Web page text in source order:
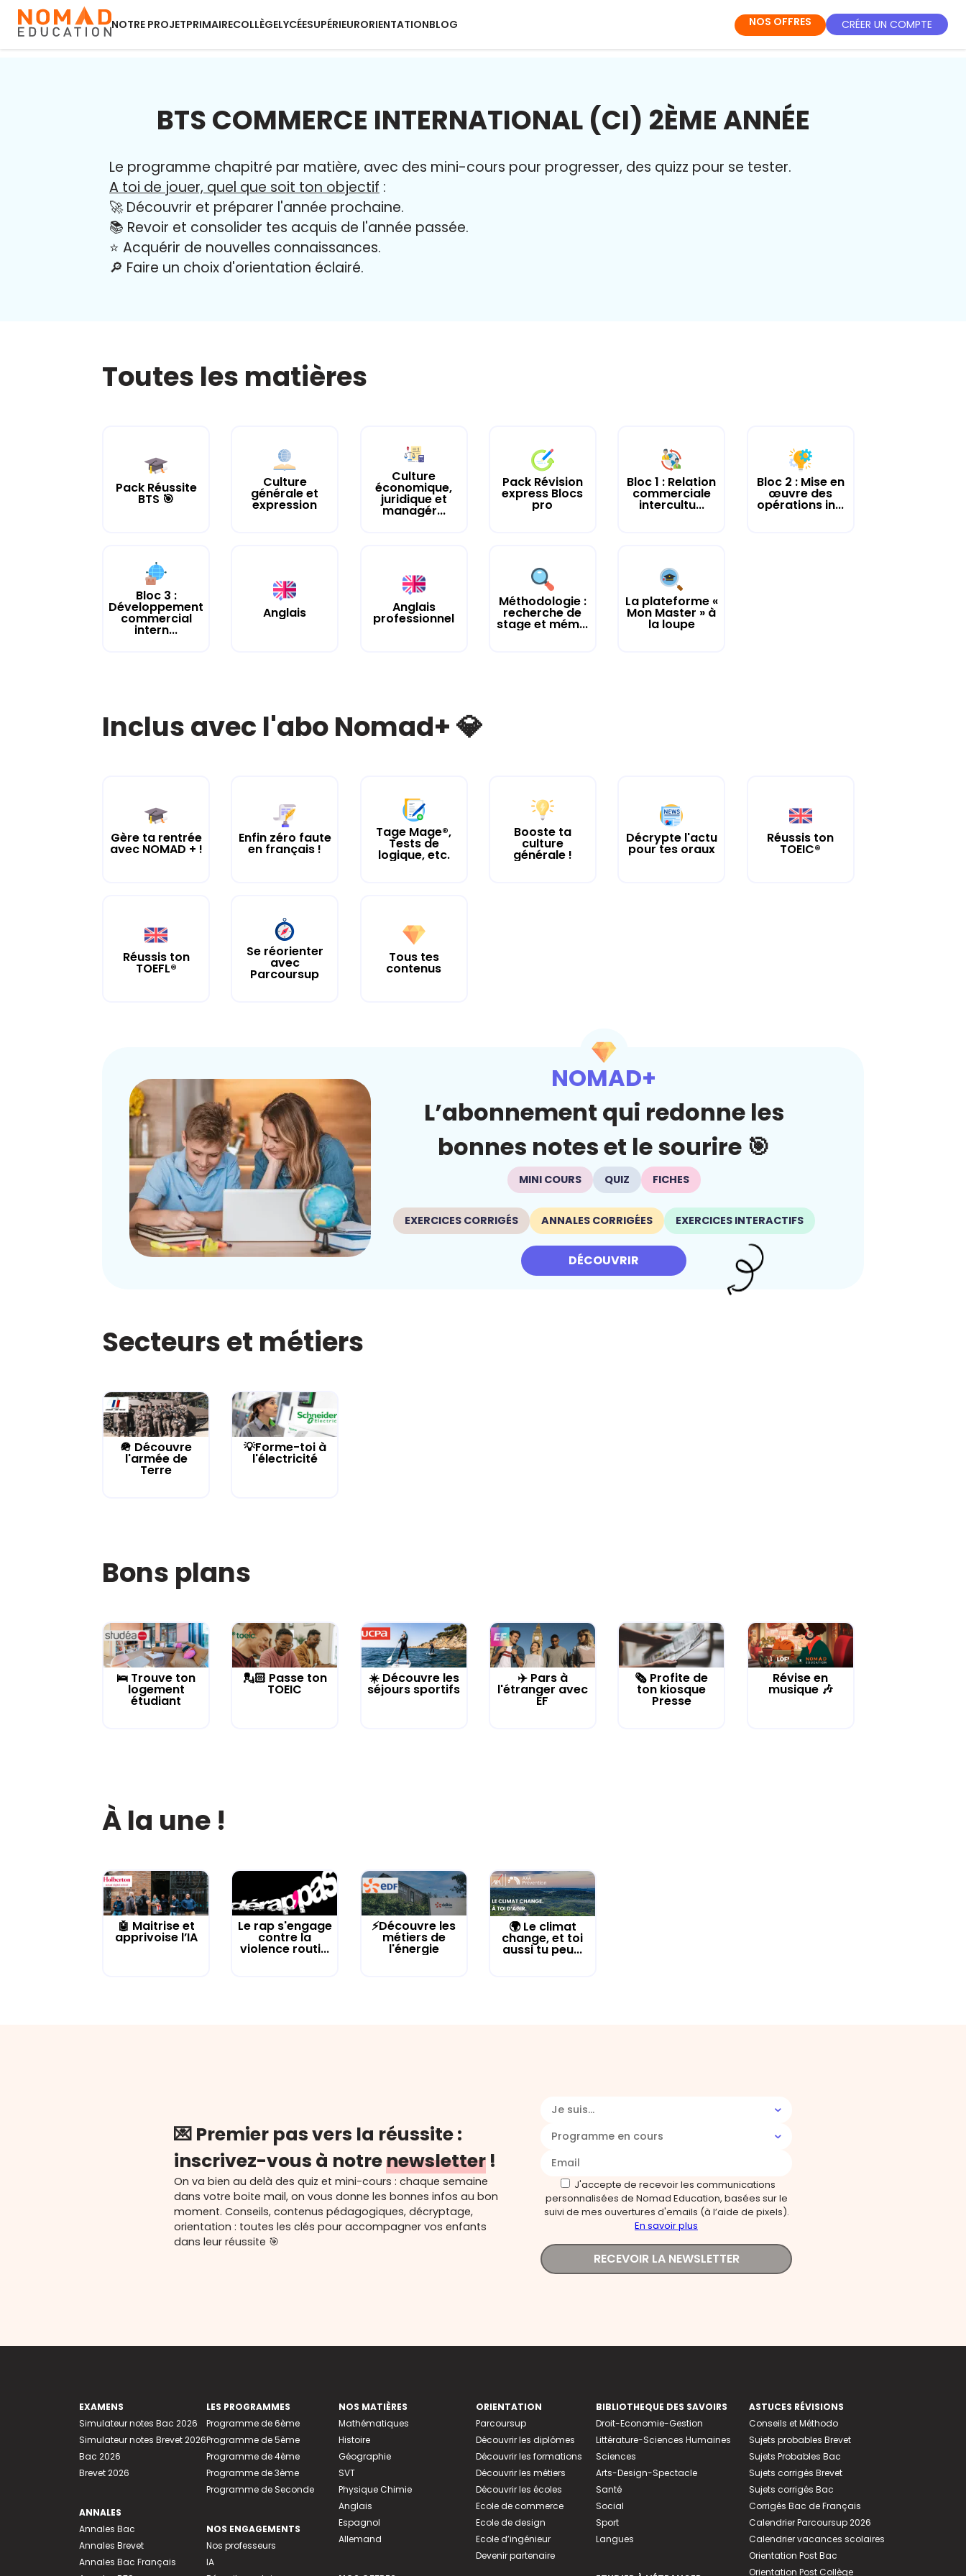
NOTRE PROJETPRIMAIRECOLLÈGELYCÉESUPÉRIEURORIENTATIONBLOG NOS OFFRES CRÉER UN COMPTE
BTS COMMERCE INTERNATIONAL (CI) 2ÈME ANNÉE
Le programme chapitré par matière, avec des mini-cours pour progresser, des quizz pour se tester.
A toi de jouer, quel que soit ton objectif :
🚀 Découvrir et préparer l'année prochaine.
📚 Revoir et consolider tes acquis de l'année passée.
⭐️ Acquérir de nouvelles connaissances.
🔎 Faire un choix d'orientation éclairé.
Toutes les matières
Pack Réussite
BTS 🎯
Culture
générale et
expression
Culture
économique,
juridique et
managér...
Pack Révision
express Blocs
pro
Bloc 1 : Relation
commerciale
intercultu...
Bloc 2 : Mise en
œuvre des
opérations in...
Bloc 3 :
Développement
commercial
intern...
Anglais Anglais
professionnel
Méthodologie :
recherche de
stage et mém...
La plateforme «
Mon Master » à
la loupe
Inclus avec l'abo Nomad+ 💎
Gère ta rentrée
avec NOMAD + !
Enfin zéro faute
en français !
Tage Mage®,
Tests de
logique, etc.
Booste ta
culture
générale !
Décrypte l'actu
pour tes oraux
Réussis ton
TOEIC®
Réussis ton
TOEFL®
Se réorienter
avec
Parcoursup
Tous tes
contenus
NOMAD+
L’abonnement qui redonne les
bonnes notes et le sourire 🎯
MINI COURS QUIZ FICHES
EXERCICES CORRIGÉS ANNALES CORRIGÉES EXERCICES INTERACTIFS
DÉCOUVRIR
Secteurs et métiers
🪖 Découvre
l'armée de
Terre
💡Forme-toi à
l'électricité
Bons plans
🛌 Trouve ton
logement
étudiant
💂🏻 Passe ton
TOEIC
☀️ Découvre les
séjours sportifs
✈️ Pars à
l'étranger avec
EF
🗞️ Profite de
ton kiosque
Presse
Révise en
musique 🎶
À la une !
🤖 Maitrise et
apprivoise l’IA
Le rap s'engage
contre la
violence routi...
⚡Découvre les
métiers de
l'énergie
🌍 Le climat
change, et toi
aussi tu peu...
💌 Premier pas vers la réussite :
inscrivez-vous à notrenewsletter !
On va bien au delà des quiz et mini-cours : chaque semaine
dans votre boite mail, on vous donne les bonnes infos au bon
moment. Conseils, contenus pédagogiques, décryptage,
orientation : toutes les clés pour accompagner vos enfants
dans leur réussite 🎯
Je suis...
Programme en cours
J'accepte de recevoir les communications
personnalisées de Nomad Education, basées sur le
suivi de mes ouvertures d'emails (à l’aide de pixels).
En savoir plus
RECEVOIR LA NEWSLETTER
EXAMENS
Simulateur notes Bac 2026
Simulateur notes Brevet 2026
Bac 2026
Brevet 2026
ANNALES
Annales Bac
Annales Brevet
Annales Bac Français
LES PROGRAMMES
Programme de 6ème
Programme de 5ème
Programme de 4ème
Programme de 3ème
Programme de Seconde
NOS ENGAGEMENTS
Nos professeurs
IA
NOS MATIÈRES
Mathématiques
Histoire
Géographie
SVT
Physique Chimie
Anglais
Espagnol
Allemand
ORIENTATION
Parcoursup
Découvrir les diplômes
Découvrir les formations
Découvrir les métiers
Découvrir les écoles
Ecole de commerce
Ecole de design
Ecole d’ingénieur
Devenir partenaire
BIBLIOTHEQUE DES SAVOIRS
Droit-Economie-Gestion
Littérature-Sciences Humaines
Sciences
Arts-Design-Spectacle
Santé
Social
Sport
Langues
ASTUCES RÉVISIONS
Conseils et Méthodo
Sujets probables Brevet
Sujets Probables Bac
Sujets corrigés Brevet
Sujets corrigés Bac
Corrigés Bac de Français
Calendrier Parcoursup 2026
Calendrier vacances scolaires
Orientation Post Bac
Orientation Post Collège